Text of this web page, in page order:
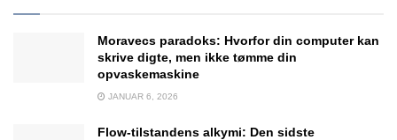
Moravecs paradoks: Hvorfor din computer kan
skrive digte, men ikke tømme din
opvaskemaskine
JANUAR 6, 2026
Flow-tilstandens alkymi: Den sidste